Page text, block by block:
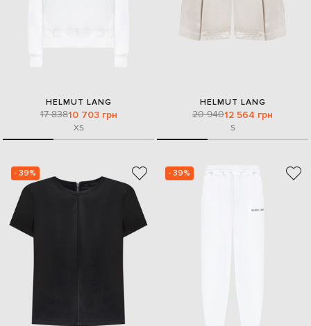
HELMUT LANG
17 83810 703 грн
XS
HELMUT LANG
20 94012 564 грн
S
- 39% - 39%